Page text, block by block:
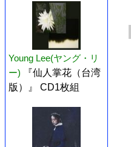
Young Lee(ヤング・リ
ー)
『仙人掌花（台湾
版）』 CD1枚組